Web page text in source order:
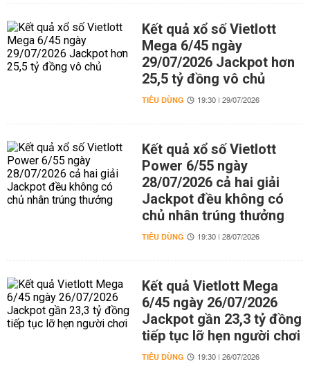
Kết quả xổ số Vietlott
Mega 6/45 ngày
29/07/2026 Jackpot hơn
25,5 tỷ đồng vô chủ
TIÊU DÙNG 19:30 | 29/07/2026
Kết quả xổ số Vietlott
Power 6/55 ngày
28/07/2026 cả hai giải
Jackpot đều không có
chủ nhân trúng thưởng
TIÊU DÙNG 19:30 | 28/07/2026
Kết quả Vietlott Mega
6/45 ngày 26/07/2026
Jackpot gần 23,3 tỷ đồng
tiếp tục lỡ hẹn người chơi
TIÊU DÙNG 19:30 | 26/07/2026